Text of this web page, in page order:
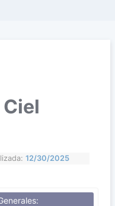
12/30/2025